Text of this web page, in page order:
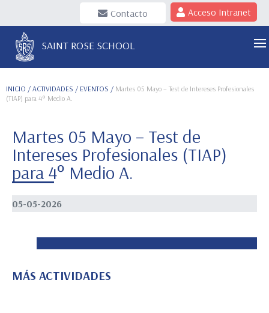
Contacto Acceso Intranet
SAINT ROSE SCHOOL
INICIO / ACTIVIDADES / EVENTOS / Martes 05 Mayo – Test de Intereses Profesionales
(TIAP) para 4° Medio A.
Martes 05 Mayo – Test de
Intereses Profesionales (TIAP)
para 4° Medio A.
05-05-2026
MÁS ACTIVIDADES